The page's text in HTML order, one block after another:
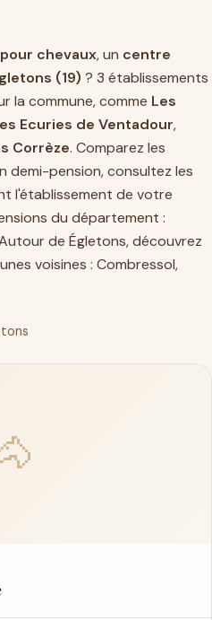
chevaux, un centre
(19) ? 3 établissements
la commune, comme Les
Ecuries de Ventadour,
Corrèze. Comparez les
demi-pension, consultez les
l'établissement de votre
du département :
de Égletons, découvrez
voisines : Combressol,